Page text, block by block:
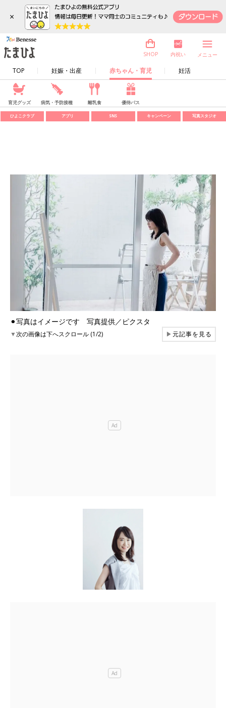
×
TOP 妊娠・出産 赤ちゃん・育児 妊活
SHOP 内祝い メニュー
育児グッズ 病気・予防接種 離乳食 優待パス
ひよこクラブ アプリ SNS キャンペーン 写真スタジオ
⚫︎写真はイメージです 写真提供／ピクスタ
▼次の画像は下へスクロール (1/2) ▶元記事を見る